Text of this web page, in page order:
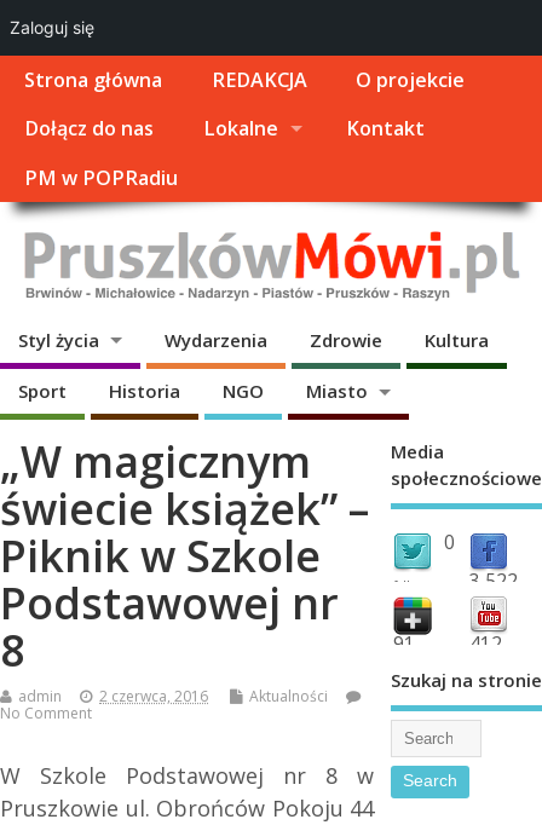
Strona główna REDAKCJA
O projekcie
Dołącz do nas
Lokalne
Kontakt
PM w POPRadiu
Styl życia Wydarzenia Zdrowie Kultura
Sport Historia NGO Miasto
„W magicznym
świecie książek” –
Piknik w Szkole
Podstawowej nr
8
admin 2 czerwca, 2016
Aktualności
No Comment
W Szkole Podstawowej nr 8 w
Pruszkowie ul. Obrońców Pokoju 44
Media
społecznościowe
0
followers 3,522
fans
91 412
Szukaj na stronie
Zaloguj się